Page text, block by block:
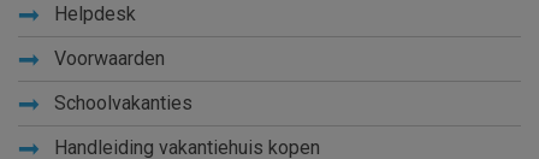
Helpdesk
Voorwaarden
Schoolvakanties
Handleiding vakantiehuis kopen